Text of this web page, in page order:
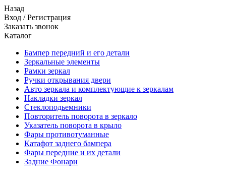
Назад
Вход /Регистрация
Заказать звонок
Каталог
Бампер передний и его детали
Зеркальные элементы
Рамки зеркал
Ручки открывания двери
Авто зеркала и комплектующие к зеркалам
Накладки зеркал
Стеклоподьемники
Повторитель поворота в зеркало
Указатель поворота в крыло
Фары противотуманные
Катафот заднего бампера
Фары передние и их детали
Задние Фонари